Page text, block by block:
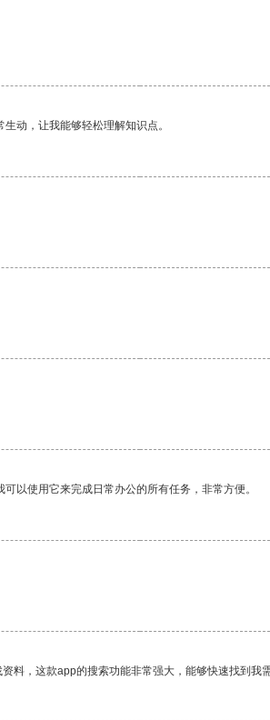
动，让我能够轻松理解知识点。
以使用它来完成日常办公的所有任务，非常方便。
料，这款app的搜索功能非常强大，能够快速找到我需